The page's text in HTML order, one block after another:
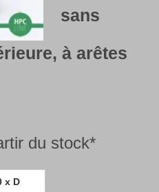
sans
à arêtes
du stock*
x D